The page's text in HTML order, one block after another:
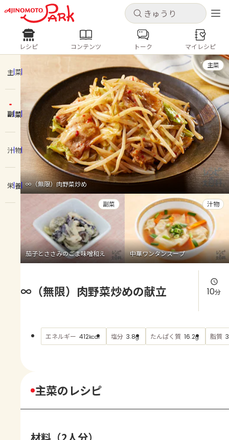
キャンセル
ログインするとレシピを保存できます
ログイン 新規登録
ホーム
コンテンツ
レシピ
トーク
よくあるお問い合わせ
お買い物
AJINOMOTO PARK とは
キャンセル
レシピ コンテンツ
人気の食材・レシピ
きゅうり なす トマト
とうもろこし
ピーマン
みょうが ゴーヤ
レシピ コンテンツ トーク マイレシピ
主菜
副菜
汁物
栄養 ∞（無限）肉野菜炒め
主菜
茄子とささみのごま味噌和え
副菜
中華ワンタンスープ
汁物
∞（無限）肉野菜炒めの献立 10分
エネルギー 412kcal 塩分 3.8g たんぱく質 16.2g 脂質
主菜のレシピ